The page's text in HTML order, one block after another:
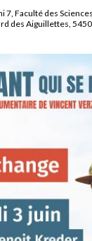
7, Faculté des
des Aiguillettes,